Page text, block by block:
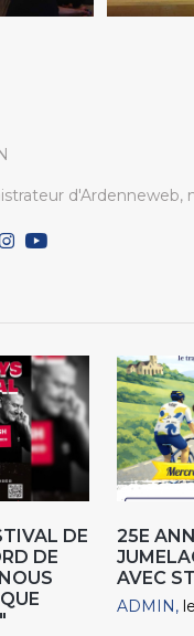
d'Ardenneweb,
DE
DE
25E
AVEC
ADMIN